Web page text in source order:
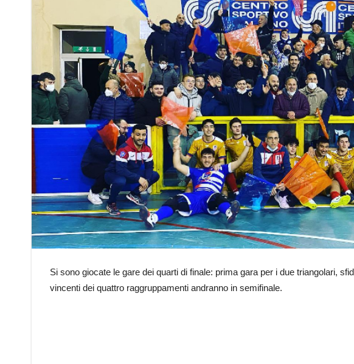
Si sono giocate le gare dei quarti di finale: prima gara per i due triangolari,
vincenti dei quattro raggruppamenti andranno in semifinale.